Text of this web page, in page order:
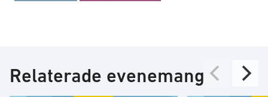
Relaterade evenemang